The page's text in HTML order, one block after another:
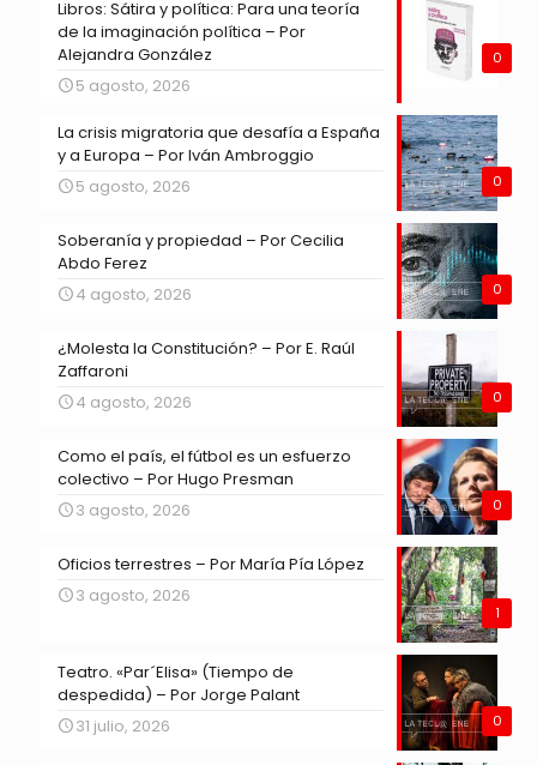
0
Libros: Sátira y política: Para una teoría
de la imaginación política – Por
Alejandra González
5 agosto, 2026
0
La crisis migratoria que desafía a España
y a Europa – Por Iván Ambroggio
5 agosto, 2026
0
Soberanía y propiedad – Por Cecilia
Abdo Ferez
4 agosto, 2026
0
¿Molesta la Constitución? – Por E. Raúl
Zaffaroni
4 agosto, 2026
0
Como el país, el fútbol es un esfuerzo
colectivo – Por Hugo Presman
3 agosto, 2026
1
Oficios terrestres – Por María Pía López
3 agosto, 2026
0
Teatro. «Par´Elisa» (Tiempo de
despedida) – Por Jorge Palant
31 julio, 2026